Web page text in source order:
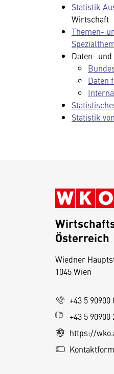
Statistik
Wirtschaft
Themen-
Daten-
Daten
Statistik
Österreich
Wiedner
1045 Wien
+43 5 90900
+43 5 90900
https://